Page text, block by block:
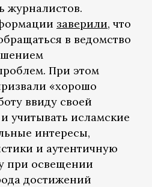
журналистов.
заверили, что
в ведомство
При этом
«хорошо
ввиду своей
учитывать исламские
интересы,
и аутентичную
при освещении
достижений